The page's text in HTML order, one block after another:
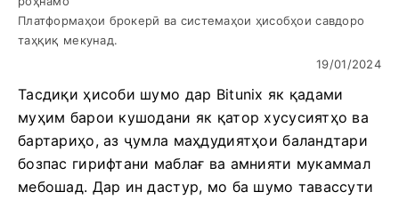
Платформаҳои брокерӣ ва системаҳои ҳисобҳои савдоро
таҳқиқ мекунад.
19/01/2024
Тасдиқи ҳисоби шумо дар Bitunix як қадами
муҳим барои кушодани як қатор хусусиятҳо ва
бартариҳо, аз ҷумла маҳдудиятҳои баландтари
бозпас гирифтани маблағ ва амнияти мукаммал
мебошад. Дар ин дастур, мо ба шумо тавассути